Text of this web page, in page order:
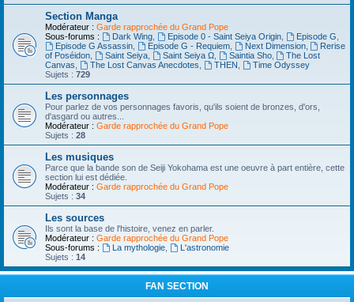
Section Manga
Modérateur : Garde rapprochée du Grand Pope
Sous-forums :
Dark Wing, Episode 0 - Saint Seiya Origin, Episode G
Episode G Assassin, Episode G - Requiem, Next Dimension,
Rerise
of Poséidon
Saint Seiya, Saint Seiya Ω, Saintia Sho,
The Lost
Canvas
The Lost Canvas Anecdotes THEN
Time Odyssey
Sujets : 729
Les personnages
Pour parlez de vos personnages favoris, qu'ils soient de bronzes, d'ors,
d'asgard ou autres...
Modérateur : Garde rapprochée du Grand Pope
Sujets : 28
Les musiques
Parce que la bande son de Seiji Yokohama est une oeuvre à part entière, cette
section lui est dédiée.
Modérateur : Garde rapprochée du Grand Pope
Sujets : 34
Les sources
Ils sont la base de l'histoire, venez en parler.
Modérateur : Garde rapprochée du Grand Pope
Sous-forums :
La mythologie,
L'astronomie
Sujets : 14
FAN SECTION